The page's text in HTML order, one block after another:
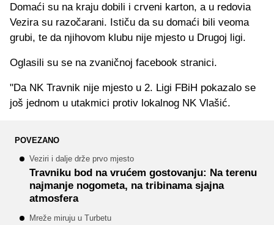
Domaći su na kraju dobili i crveni karton, a u redovia
Vezira su razočarani. Ističu da su domaći bili veoma
grubi, te da njihovom klubu nije mjesto u Drugoj ligi.
Oglasili su se na zvaničnoj facebook stranici.
"Da NK Travnik nije mjesto u 2. Ligi FBiH pokazalo se
još jednom u utakmici protiv lokalnog NK Vlašić.
POVEZANO
Veziri i dalje drže prvo mjesto
Travniku bod na vrućem gostovanju: Na terenu
najmanje nogometa, na tribinama sjajna
atmosfera
Mreže miruju u Turbetu